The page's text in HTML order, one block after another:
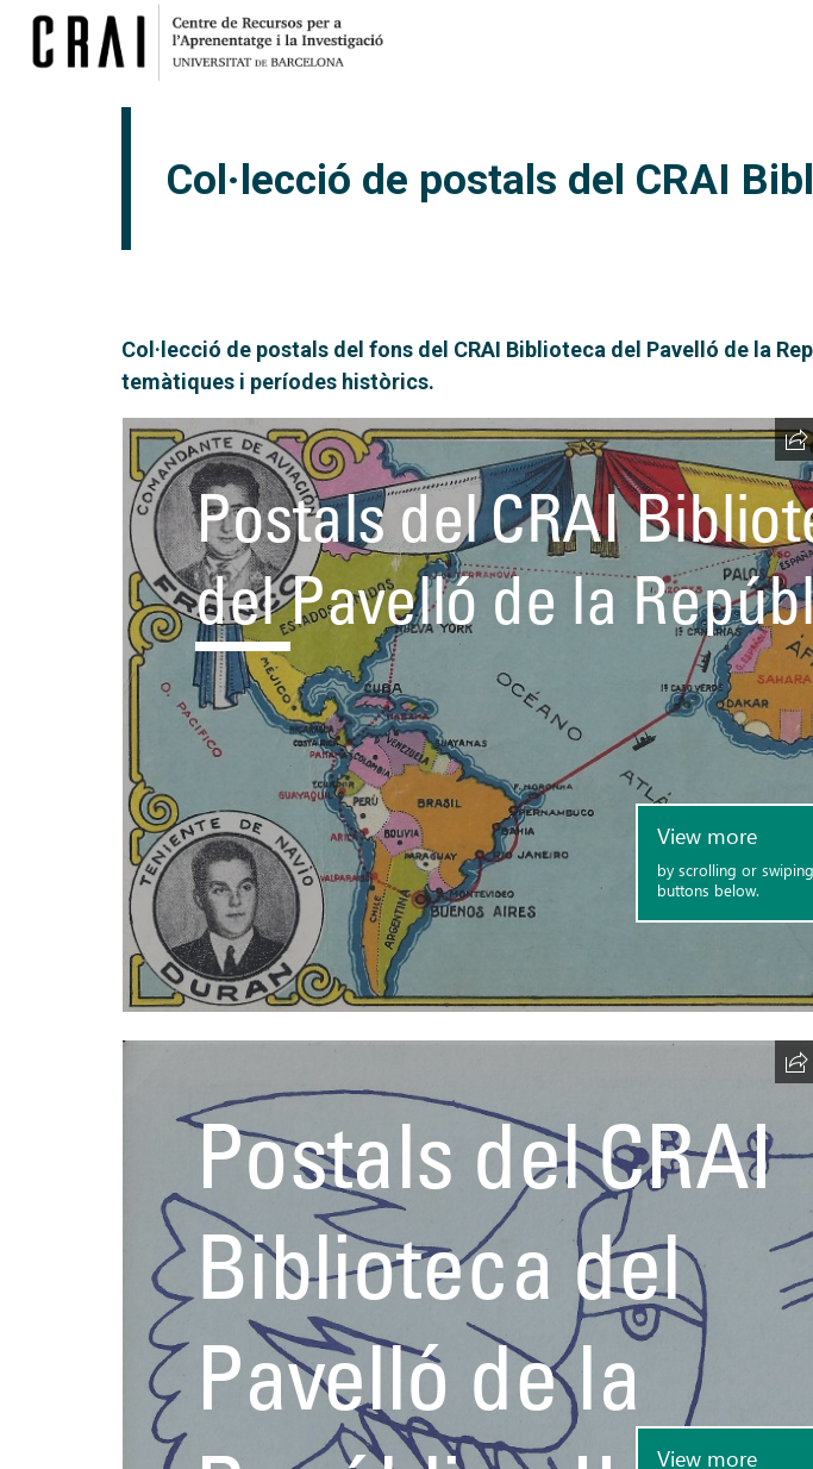
Col·lecció de postals del CRAI
Col·lecció de postals del fons del CRAI Biblioteca del Pavelló de la
temàtiques i períodes històrics.